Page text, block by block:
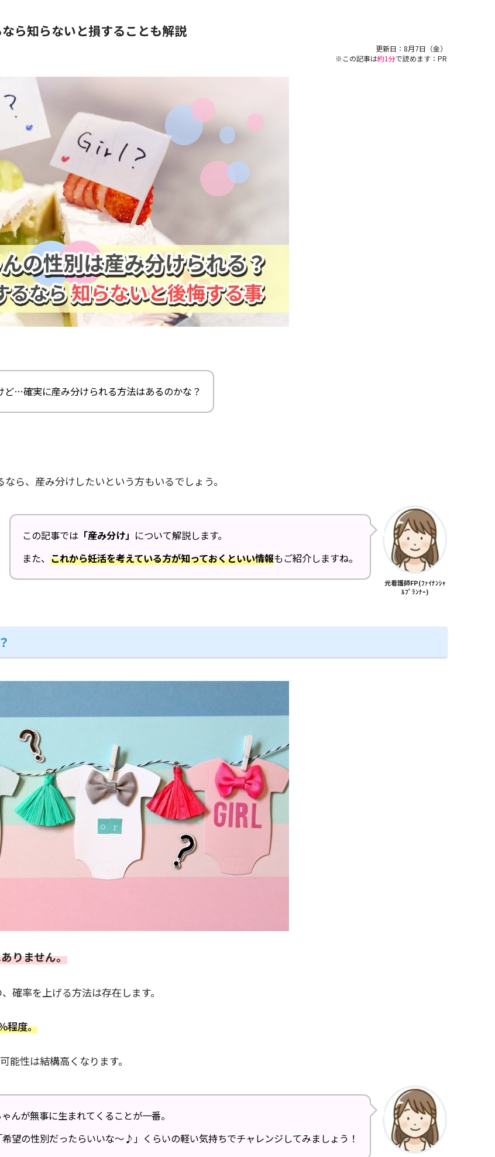
ら知らないと損することも解説
更新日： 8月7日（金）
※この記事は約1分で読めます：PR
…確実に産み分けられる方法はあるのかな？
ら、産み分けしたいという方もいるでしょう。
この記事では 「産み分け」 について解説します。
また、 これから妊活を考えている方が知っておくといい情報もご紹介しますね。
元看護師FP(ﾌｧｲﾅﾝｼｬ
ﾙﾌﾟﾗﾝﾅｰ)
りません。
確率を上げる方法は存在します。
程度。
性は結構高くなります。
んが無事に生まれてくることが一番。
望の性別だったらいいな～♪」くらいの軽い気持ちでチャレンジしてみましょう！